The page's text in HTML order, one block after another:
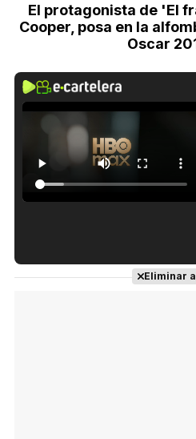
El protagonista de 'El
Cooper, posa en la
Oscar
Eliminar